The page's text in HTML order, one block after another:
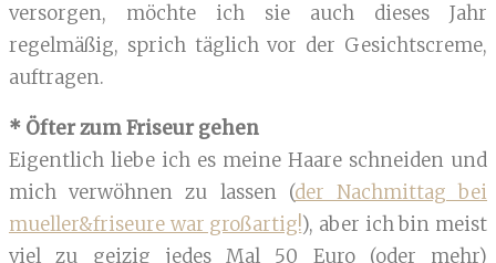
versorgen, möchte ich sie auch dieses Jahr
regelmäßig, sprich täglich vor der Gesichtscreme,
auftragen.
* Öfter zum Friseur gehen
Eigentlich liebe ich es meine Haare schneiden und
mich verwöhnen zu lassen (der Nachmittag bei
mueller&friseure war großartig!), aber ich bin meist
viel zu geizig jedes Mal 50 Euro (oder mehr)